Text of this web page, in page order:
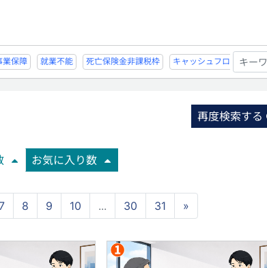
険金非課税枠 キャッシュフロー 宗教法人 事業保障 就業不能
再度検索する
お気に入り数
8 9 10 ... 30 31 »